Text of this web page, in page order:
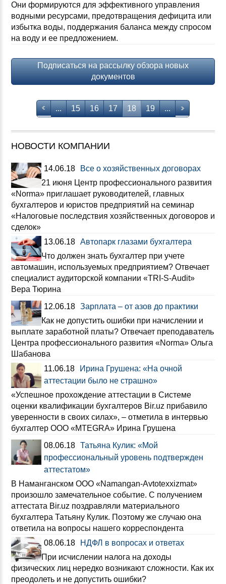
Они формируются для эффективного управления
водными ресурсами, предотвращения дефицита или
избытка воды, поддержания баланса между спросом
на воду и ее предложением.
Подписаться на рассылку обзора новых
документов
... 15 16 17 18 19 ...
НОВОСТИ КОМПАНИИ
14.06.18
Все о хозяйственных договорах
21 июня Центр профессионального развития
«Norma» приглашает руководителей, главных
бухгалтеров и юристов предприятий на семинар
«Налоговые последствия хозяйственных договоров и
сделок»
13.06.18 Автопарк глазами бухгалтера
Что должен знать бухгалтер при учете
автомашин, используемых предприятием? Отвечает
специалист аудиторской компании «TRI-S-Audit»
Вера Тюрина
12.06.18 Зарплата – от азов до практики
Как не допустить ошибки при начислении и
выплате заработной платы? Отвечает преподаватель
Центра профессионального развития «Norma» Ольга
Шабанова
11.06.18
Ирина Грушена: «На очной
аттестации было не страшно»
«Успешное прохождение аттестации в Системе
оценки квалификации бухгалтеров Вir.uz прибавило
уверенности в своих силах», – отметила в интервью
бухгалтер ООО «MTEGRA» Ирина Грушена
08.06.18 Татьяна Кулик: «Мой
профессиональный уровень подтвержден
аттестатом»
В Наманганском ООО «Namangan-Avtotexxizmat»
произошло замечательное событие. С получением
аттестата Bir.uz поздравляли материального
бухгалтера Татьяну Кулик. Поэтому же случаю она
ответила на вопросы нашего корреспондента
08.06.18
НДФЛ в вопросах и ответах
При исчислении налога на доходы
физических лиц нередко возникают сложности. Как их
преодолеть и не допустить ошибки?